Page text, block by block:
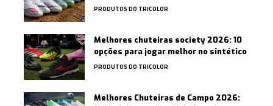
PRODUTOS DO TRICOLOR
Melhores chuteiras society 2026: 10
opções para jogar melhor no sintético
PRODUTOS DO TRICOLOR
Melhores Chuteiras de Campo 2026: